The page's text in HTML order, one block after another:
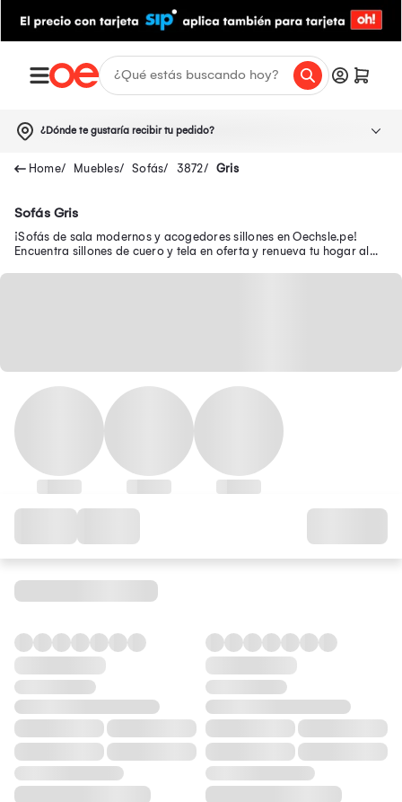
¿Dónde te gustaría recibir tu pedido?
Muebles Sofás 3872 Gris
Sofás Gris
¡Sofás de sala modernos y acogedores sillones en Oechsle.pe!
Encuentra sillones de cuero y tela en oferta y renueva tu hogar al